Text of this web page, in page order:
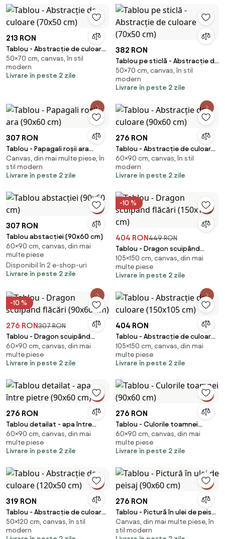
213 RON
Tablou - Abstracție de culoare
(70x50 cm)
50×70 cm, canvas, în stil
modern
Livrare în peste 2 zile
382 RON
Tablou pe sticlă - Abstracție de
culoare (70x50 cm)
50×70 cm, canvas, în stil
modern
Livrare în peste 2 zile
307 RON
Tablou - Papagali roșii ara
(90x60 cm)
Canvas, din mai multe piese, în
stil modern
Livrare în peste 2 zile
276 RON
Tablou - Abstracție de culoare
(90x60 cm)
60×90 cm, canvas, în stil
modern
Livrare în peste 2 zile
307 RON
Tablou abstacției (90x60 cm)
60×90 cm, canvas, din mai
multe piese
Disponibil în 2 e-shop-uri
Livrare în peste 2 zile
-10 %
404 RON449 RON
Tablou - Dragon scuipând
flăcări (150x105 cm)
105×150 cm, canvas, din mai
multe piese
Livrare în peste 2 zile
-10 %
276 RON307 RON
Tablou - Dragon scuipând
flăcări (90x60 cm)
60×90 cm, canvas, din mai
multe piese
Livrare în peste 2 zile
404 RON
Tablou - Abstracție de culoare
(150x105 cm)
105×150 cm, canvas, din mai
multe piese
Livrare în peste 2 zile
276 RON
Tablou detailat - apa între
pietre (90x60 cm)
60×90 cm, canvas, din mai
multe piese
Livrare în peste 2 zile
276 RON
Tablou - Culorile toamnei
(90x60 cm)
60×90 cm, canvas, din mai
multe piese
Livrare în peste 2 zile
319 RON
Tablou - Abstracție de culoare
(120x50 cm)
50×120 cm, canvas, în stil
modern
276 RON
Tablou - Pictură în ulei de peisaj
(90x60 cm)
Canvas, din mai multe piese, în
stil modern